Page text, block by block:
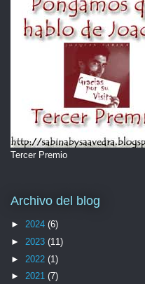
Tercer Premio
Archivo del blog
► 2024 (6)
► 2023 (11)
► 2022 (1)
► 2021 (7)